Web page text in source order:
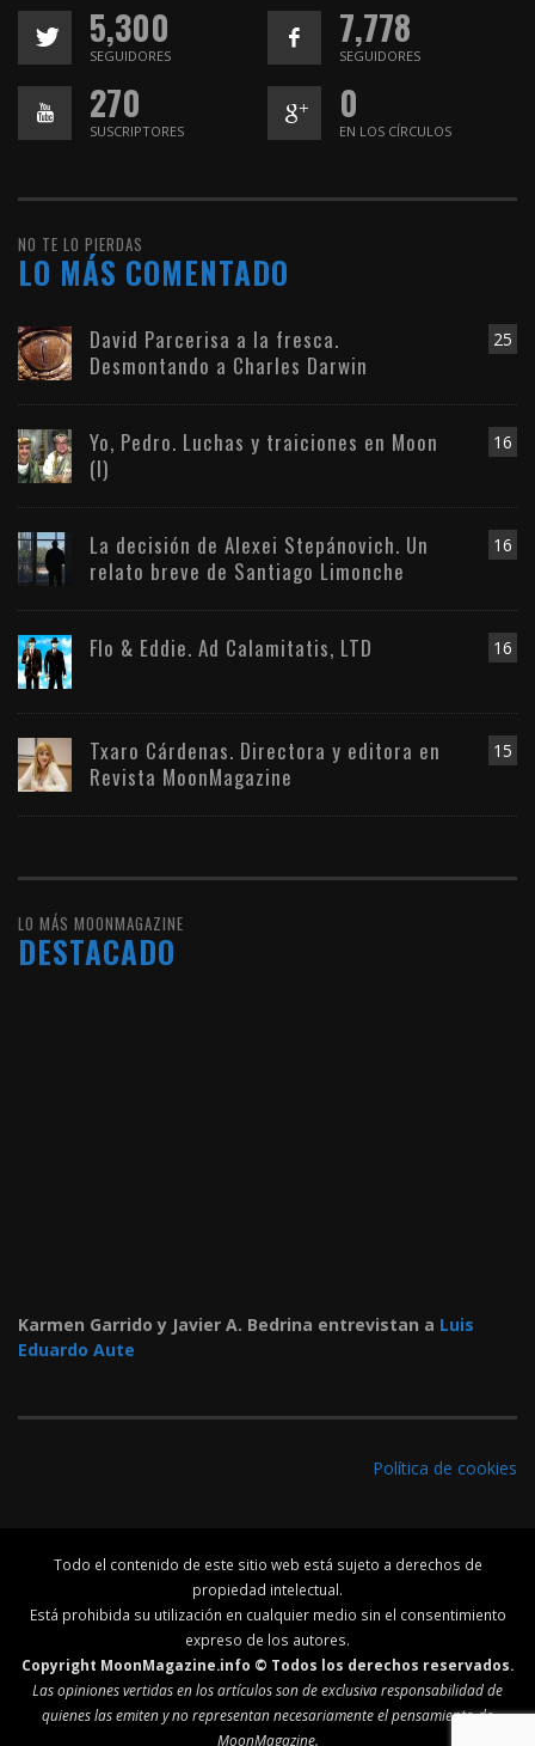
5,300
SEGUIDORES
7,778
SEGUIDORES
270
SUSCRIPTORES
0
EN LOS CÍRCULOS
NO TE LO PIERDAS
LO MÁS COMENTADO
25
David Parcerisa a la fresca.
Desmontando a Charles Darwin
16
Yo, Pedro. Luchas y traiciones en Moon
(I)
16
La decisión de Alexei Stepánovich. Un
relato breve de Santiago Limonche
16
Flo & Eddie. Ad Calamitatis, LTD
15
Txaro Cárdenas. Directora y editora en
Revista MoonMagazine
LO MÁS MOONMAGAZINE
DESTACADO
Karmen Garrido y Javier A. Bedrina entrevistan a Luis
Eduardo Aute
Política de cookies
Todo el contenido de este sitio web está sujeto a derechos de
propiedad intelectual.
Está prohibida su utilización en cualquier medio sin el consentimiento
expreso de los autores.
Copyright MoonMagazine.info © Todos los derechos reservados.
Las opiniones vertidas en los artículos son de exclusiva responsabilidad de
quienes las emiten y no representan necesariamente el pensamiento de
MoonMagazine.